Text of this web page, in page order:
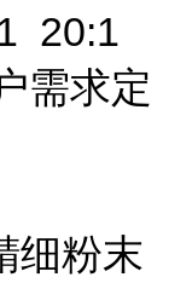
20:1
需求定
细粉末